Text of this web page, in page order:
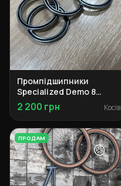
Промпідшипники
Specialized Demo 8
50×62×6 (2 шт.)
2 200 грн Косів
ПРОДАМ